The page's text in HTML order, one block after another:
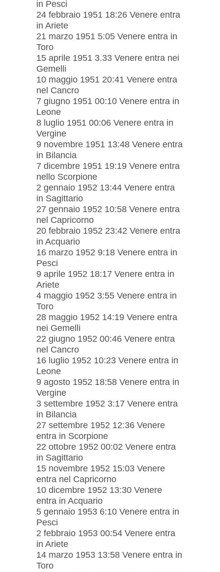
in Pesci
24 febbraio 1951 18:26 Venere entra
in Ariete
21 marzo 1951 5:05 Venere entra in
Toro
15 aprile 1951 3.33 Venere entra nei
Gemelli
10 maggio 1951 20:41 Venere entra
nel Cancro
7 giugno 1951 00:10 Venere entra in
Leone
8 luglio 1951 00:06 Venere entra in
Vergine
9 novembre 1951 13:48 Venere entra
in Bilancia
7 dicembre 1951 19:19 Venere entra
nello Scorpione
2 gennaio 1952 13:44 Venere entra
in Sagittario
27 gennaio 1952 10:58 Venere entra
nel Capricorno
20 febbraio 1952 23:42 Venere entra
in Acquario
16 marzo 1952 9:18 Venere entra in
Pesci
9 aprile 1952 18:17 Venere entra in
Ariete
4 maggio 1952 3:55 Venere entra in
Toro
28 maggio 1952 14:19 Venere entra
nei Gemelli
22 giugno 1952 00:46 Venere entra
nel Cancro
16 luglio 1952 10:23 Venere entra in
Leone
9 agosto 1952 18:58 Venere entra in
Vergine
3 settembre 1952 3:17 Venere entra
in Bilancia
27 settembre 1952 12:36 Venere
entra in Scorpione
22 ottobre 1952 00:02 Venere entra
in Sagittario
15 novembre 1952 15:03 Venere
entra nel Capricorno
10 dicembre 1952 13:30 Venere
entra in Acquario
5 gennaio 1953 6:10 Venere entra in
Pesci
2 febbraio 1953 00:54 Venere entra
in Ariete
14 marzo 1953 13:58 Venere entra in
Toro